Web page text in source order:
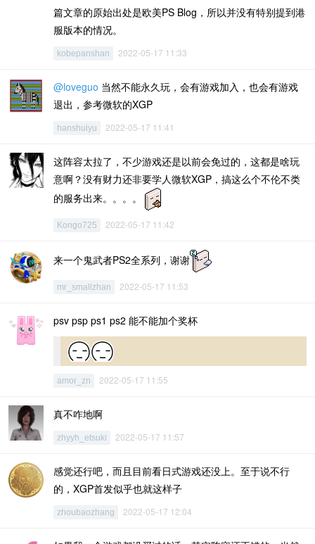
篇文章的原始出处是欧美PS Blog，所以并没有特别提到港
服版本的情况。
kobepanshan 2022-05-17 11:33
@loveguo 当然不能永久玩，会有游戏加入，也会有游戏
退出，参考微软的XGP
hanshuiyu 2022-05-17 11:41
这阵容太拉了，不少游戏还是以前会免过的，这都是啥玩
意啊？没有财力还非要学人微软XGP，搞这么个不伦不类
的服务出来。。。。
Kongo725 2022-05-17 11:42
来一个鬼武者PS2全系列，谢谢
mr_smallzhan 2022-05-17 11:53
psv psp ps1 ps2 能不能加个奖杯
amor_zn 2022-05-17 11:55
真不咋地啊
zhyyh_etsuki 2022-05-17 11:57
感觉还行吧，而且目前看日式游戏还没上。至于说不行
的，XGP首发似乎也就这样子
zhoubaozhang 2022-05-17 12:04